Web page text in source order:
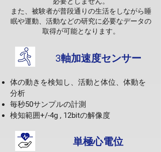
また、被験者が普段通りの生活をしながら睡
眠や運動、活動などの研究に必要なデータの
取得が可能となります。
3軸加速度センサー
体の動きを検知し、活動と体位、体動を
分析
毎秒50サンプルの計測
検知範囲+/-4g , 12bitの解像度
単極心電位